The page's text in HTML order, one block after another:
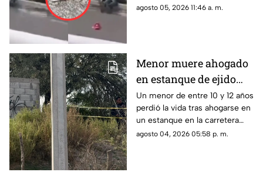
una plaza comercial.
agosto 05, 2026 11:46 a. m.
Menor muere ahogado
en estanque de ejido
Hormiguero; su madre
y su hermana sacaron
el cuerpo
Un menor de entre 10 y 12 años
perdió la vida tras ahogarse en
un estanque en la carretera
Torreón-San Pedro a la altura
agosto 04, 2026 05:58 p. m.